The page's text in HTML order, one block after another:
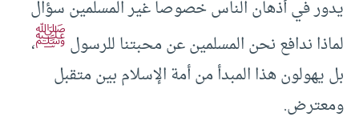
يدور في أذهان الناس خصوصا غير المسلمين سؤال
لماذا ندافع نحن المسلمين عن محبتنا للرسولﷺ،
بل يهولون هذا المبدأ من أمة الإسلام بين متقبل
ومعترض.